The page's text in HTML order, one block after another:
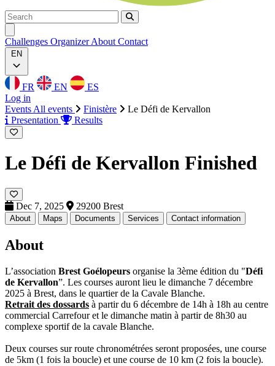
Search
Search
Challenges OrganizerAbout Contact
EN
FR EN
ES
Log in
Events All events Finistère
Le Défi de Kervallon
Presentation
Results
Le Défi de Kervallon Finished
Dec 7, 2025 29200 Brest
About Maps Documents Services Contact information
About
L’association Brest Goélopeurs organise la 3ème édition du "Défi
de Kervallon”. Les courses auront lieu le dimanche 7 décembre
2025 à Brest, dans le quartier de la Cavale Blanche.
Retrait des dossards à partir du 6 décembre de 14h à 18h au centre
commercial Carrefour et le dimanche matin à partir de 8h30 au
complexe sportif de la cavale Blanche.
Deux courses sur route chronométrées seront proposées, une course
de 5km (1 fois la boucle) et une course de 10 km (2 fois la boucle).